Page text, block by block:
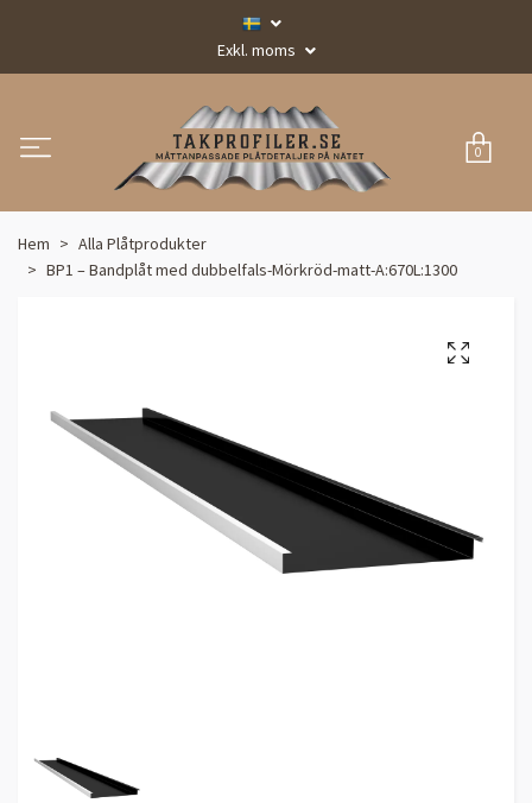
Exkl. moms
0
Hem
Alla Plåtprodukter
BP1 – Bandplåt med dubbelfals-Mörkröd-matt-A:670L:1300